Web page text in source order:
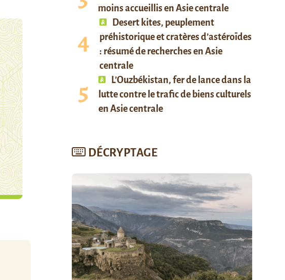
moins accueillis en Asie centrale
Desert kites, peuplement
préhistorique et cratères d’astéroïdes
: résumé de recherches en Asie
centrale
L’Ouzbékistan, fer de lance dans la
lutte contre le trafic de biens culturels
en Asie centrale
DÉCRYPTAGE